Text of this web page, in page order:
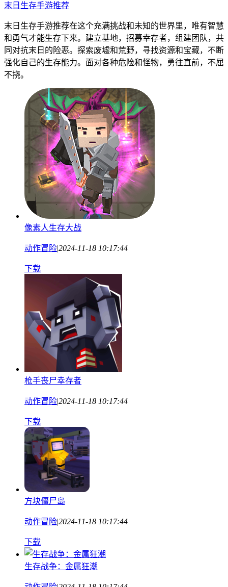
末日生存手游推荐
末日生存手游推荐在这个充满挑战和未知的世界里，唯有智慧
和勇气才能生存下来。建立基地，招募幸存者，组建团队，共
同对抗末日的险恶。探索废墟和荒野，寻找资源和宝藏，不断
强化自己的生存能力。面对各种危险和怪物，勇往直前，不屈
不挠。
像素人生存大战
动作冒险|2024-11-18 10:17:44
下载
枪手丧尸幸存者
动作冒险|2024-11-18 10:17:44
下载
方块僵尸岛
动作冒险|2024-11-18 10:17:44
下载
生存战争：金属狂潮